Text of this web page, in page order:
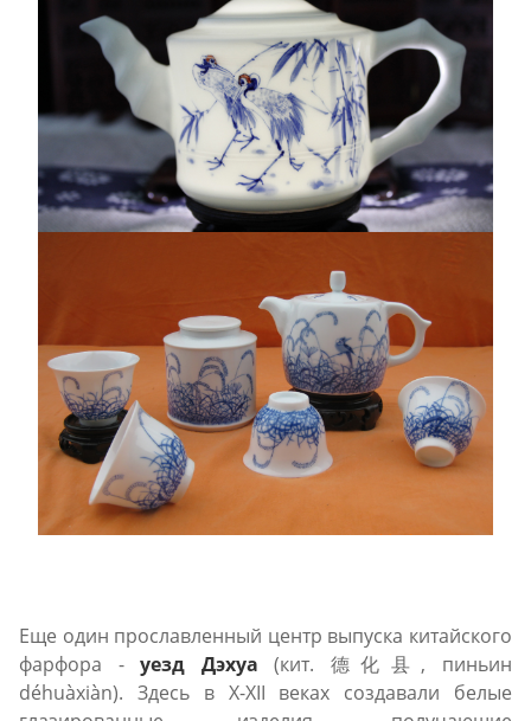
Еще один прославленный центр выпуска китайского
фарфора -уезд Дэхуа (кит. 德化县, пиньин
déhuàxiàn). Здесь в X-XII веках создавали белые